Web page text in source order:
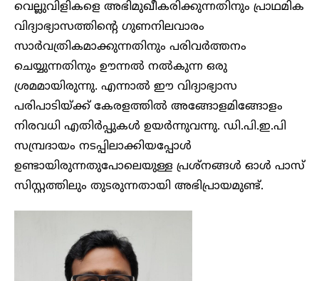
വെല്ലുവിളികളെ അഭിമുഖീകരിക്കുന്നതിനും പ്രാഥമിക
വിദ്യാഭ്യാസത്തിൻ്റെ ഗുണനിലവാരം
സാർവത്രികമാക്കുന്നതിനും പരിവർത്തനം
ചെയ്യുന്നതിനും ഊന്നൽ നൽകുന്ന ഒരു
ശ്രമമായിരുന്നു. എന്നാൽ ഈ വിദ്യാഭ്യാസ
പരിപാടിയ്ക്ക് കേരളത്തിൽ അങ്ങോളമിങ്ങോളം
നിരവധി എതിർപ്പുകൾ ഉയർന്നുവന്നു. ഡി.പി.ഇ.പി
സമ്പ്രദായം നടപ്പിലാക്കിയപ്പോൾ
ഉണ്ടായിരുന്നതുപോലെയുള്ള പ്രശ്നങ്ങൾ ഓൾ പാസ്
സിസ്റ്റത്തിലും തുടരുന്നതായി അഭിപ്രായമുണ്ട്.